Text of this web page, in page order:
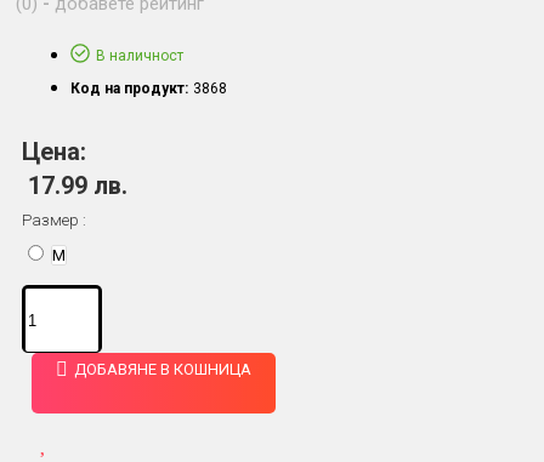
Цена:
17.99 лв.
В наличност
Код на продукт: 3868
Размер :
M
ДОБАВЯНЕ В КОШНИЦА